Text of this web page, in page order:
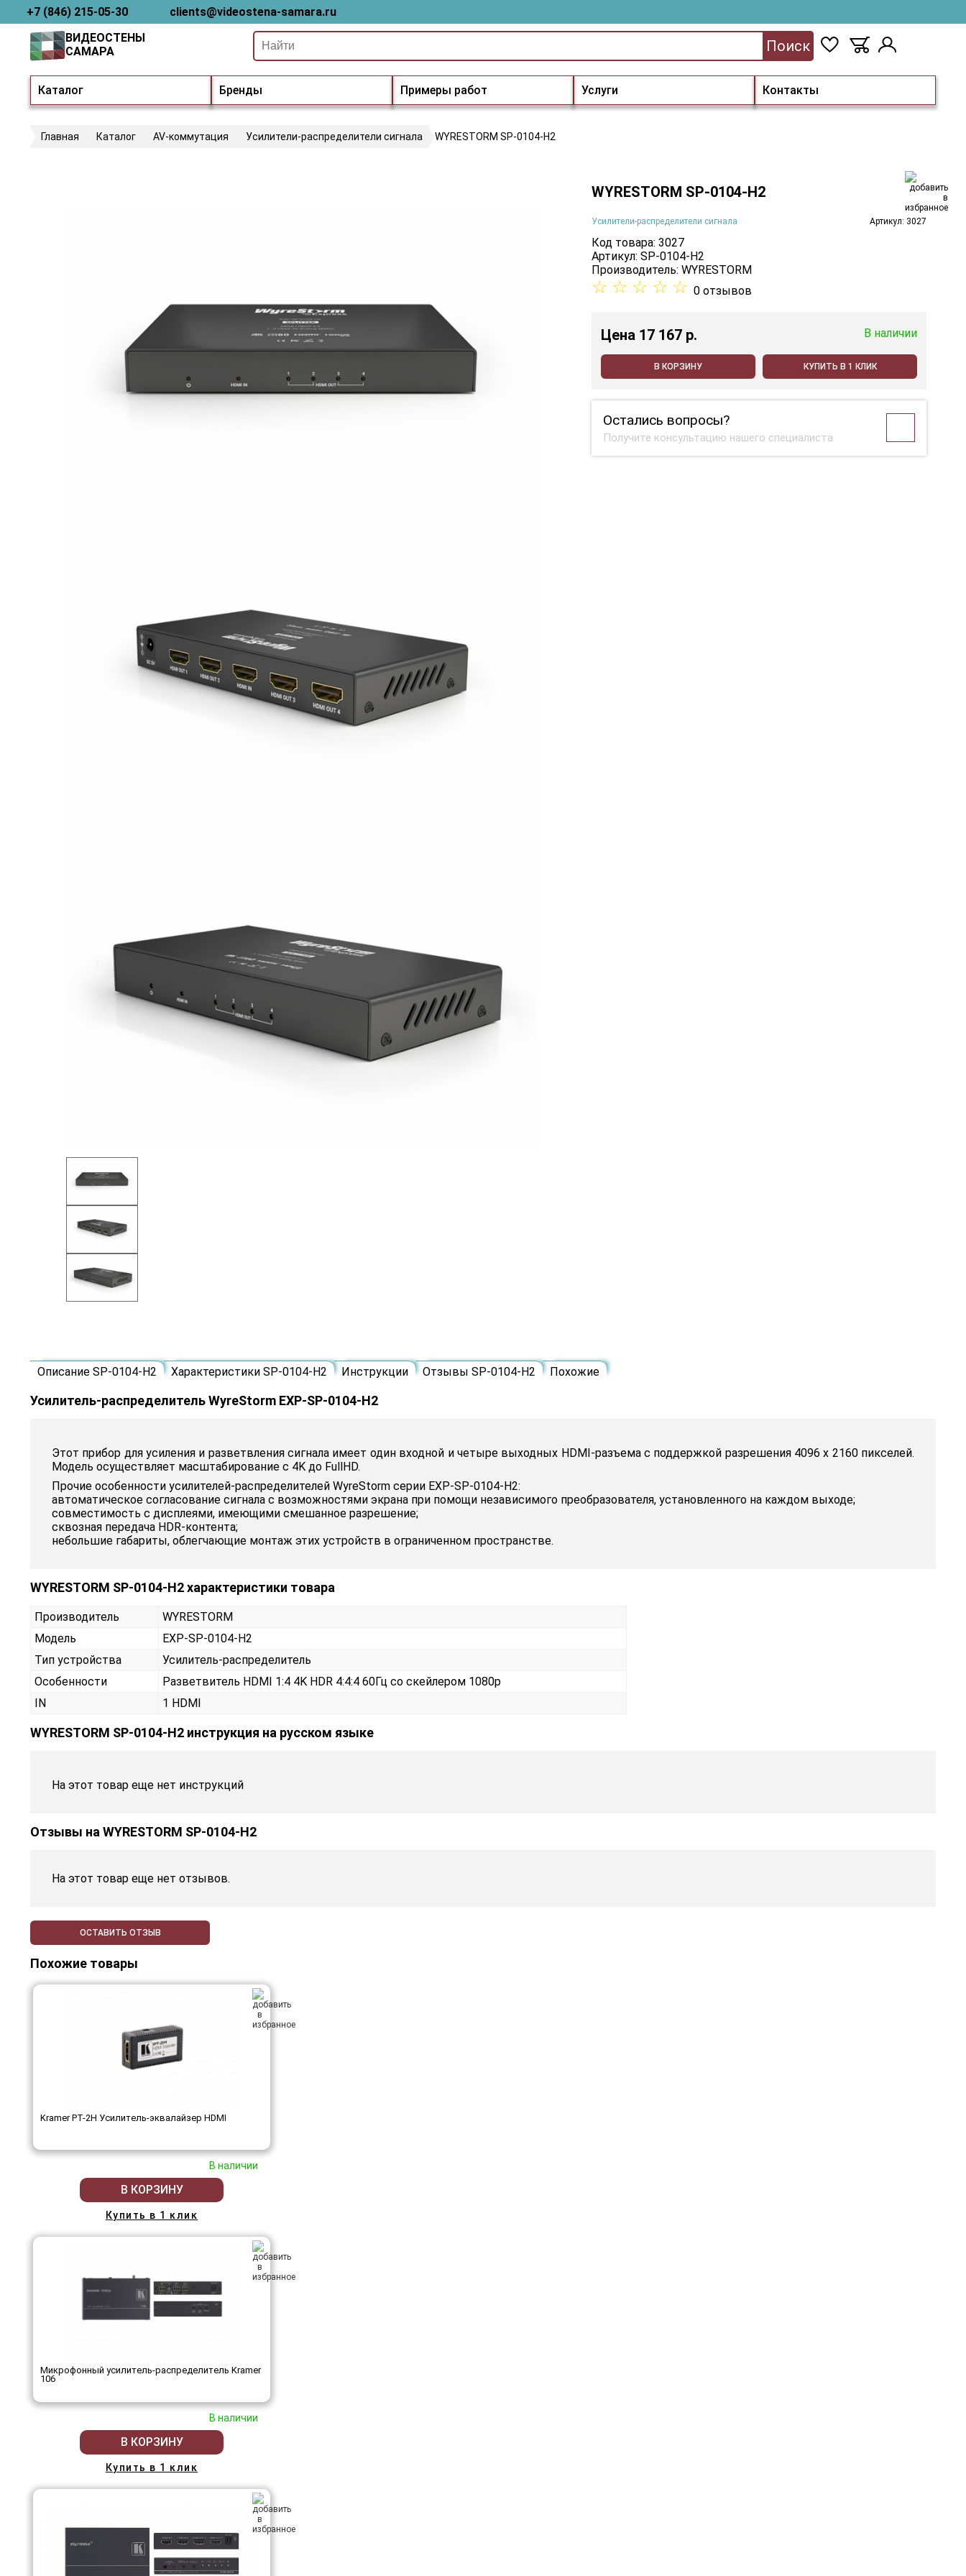
+7 (846) 215-05-30 clients@videostena-samara.ru
Каталог Бренды Примеры работ Услуги Контакты
ВИДЕОСТЕНЫ
САМАРА
Поиск
Главная Каталог AV-коммутация Усилители-распределители сигнала WYRESTORM SP-0104-H2
WYRESTORM SP-0104-H2
Усилители-распределители сигнала Артикул: 3027
Код товара: 3027
Артикул: SP-0104-H2
Производитель:WYRESTORM
☆ ☆ ☆ ☆ ☆ 0 отзывов
Цена 17 167 p. В наличии
В КОРЗИНУ КУПИТЬ В 1 КЛИК
Остались вопросы?
Получите консультацию нашего специалиста
Описание SP-0104-H2 Характеристики SP-0104-H2 Инструкции Отзывы SP-0104-H2 Похожие
Усилитель-распределитель WyreStorm EXP-SP-0104-H2
Этот прибор для усиления и разветвления сигнала имеет один входной и четыре выходных HDMI-разъема с поддержкой разрешения 4096 x 2160 пикселей.
Модель осуществляет масштабирование с 4K до FullHD.
Прочие особенности усилителей-распределителей WyreStorm серии EXP-SP-0104-H2:
автоматическое согласование сигнала с возможностями экрана при помощи независимого преобразователя, установленного на каждом выходе;
совместимость с дисплеями, имеющими смешанное разрешение;
сквозная передача HDR-контента;
небольшие габариты, облегчающие монтаж этих устройств в ограниченном пространстве.
WYRESTORM SP-0104-H2 характеристики товара
Производитель
WYRESTORM
Модель
EXP-SP-0104-H2
Тип устройства
Усилитель-распределитель
Особенности
Разветвитель HDMI 1:4 4K HDR 4:4:4 60Гц со скейлером 1080p
IN
1 HDMI
WYRESTORM SP-0104-H2 инструкция на русском языке
На этот товар еще нет инструкций
Отзывы на WYRESTORM SP-0104-H2
На этот товар еще нет отзывов.
ОСТАВИТЬ ОТЗЫВ
Похожие товары
Kramer PT-2H Усилитель-эквалайзер HDMI
В наличии
В КОРЗИНУ
Купить в 1 клик
Микрофонный усилитель-распределитель Kramer
106
В наличии
В КОРЗИНУ
Купить в 1 клик